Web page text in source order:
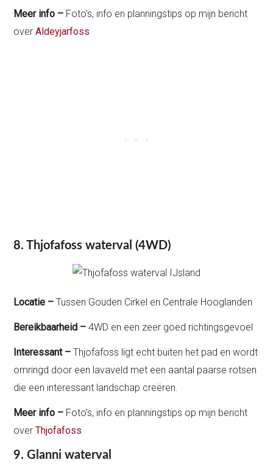
Meer info – Foto’s, info en planningstips op mijn bericht
overAldeyjarfoss
8. Thjofafoss waterval (4WD)
Locatie – Tussen Gouden Cirkel en Centrale Hooglanden
Bereikbaarheid –4WD en een zeer goed richtingsgevoel
Interessant –Thjofafoss ligt echt buiten het pad en wordt
omringd door een lavaveld met een aantal paarse rotsen
die een interessant landschap creëren.
Meer info – Foto’s, info en planningstips op mijn bericht
overThjofafoss
9. Glanni waterval